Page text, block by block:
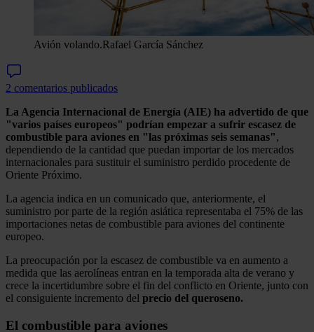
Avión volando.Rafael García Sánchez
2 comentarios publicados
La Agencia Internacional de Energía (AIE) ha advertido de que
"varios países europeos" podrían empezar a sufrir escasez de
combustible para aviones en "las próximas seis semanas",
dependiendo de la cantidad que puedan importar de los mercados
internacionales para sustituir el suministro perdido procedente de
Oriente Próximo.
La agencia indica en un comunicado que, anteriormente, el
suministro por parte de la región asiática representaba el 75% de las
importaciones netas de combustible para aviones del continente
europeo.
La preocupación por la escasez de combustible va en aumento a
medida que las aerolíneas entran en la temporada alta de verano y
crece la incertidumbre sobre el fin del conflicto en Oriente, junto con
el consiguiente incremento del precio del queroseno.
El combustible para aviones